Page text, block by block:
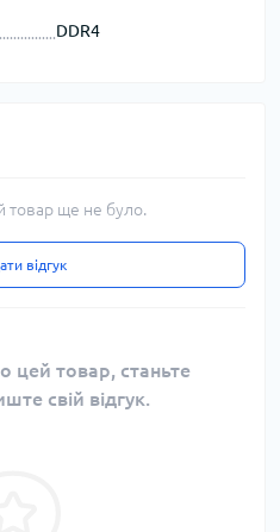
DDR4
товар ще не було.
відгук
цей товар, станьте
свій відгук.